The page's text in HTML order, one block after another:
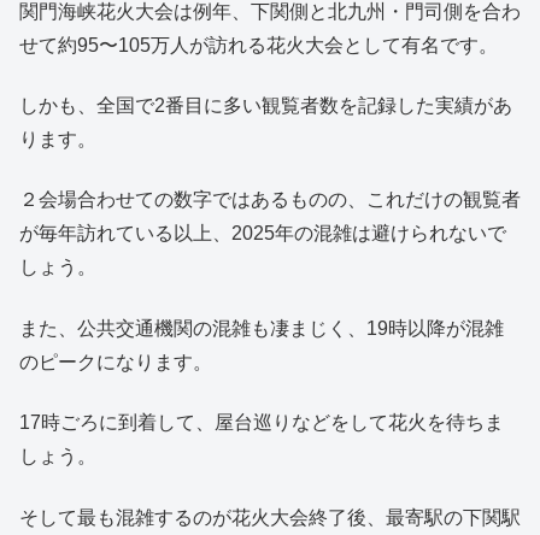
関門海峡花火大会は例年、下関側と北九州・門司側を合わ
せて約95〜105万人が訪れる花火大会として有名です。
しかも、全国で2番目に多い観覧者数を記録した実績があ
ります。
２会場合わせての数字ではあるものの、これだけの観覧者
が毎年訪れている以上、2025年の混雑は避けられないで
しょう。
また、公共交通機関の混雑も凄まじく、19時以降が混雑
のピークになります。
17時ごろに到着して、屋台巡りなどをして花火を待ちま
しょう。
そして最も混雑するのが花火大会終了後、最寄駅の下関駅